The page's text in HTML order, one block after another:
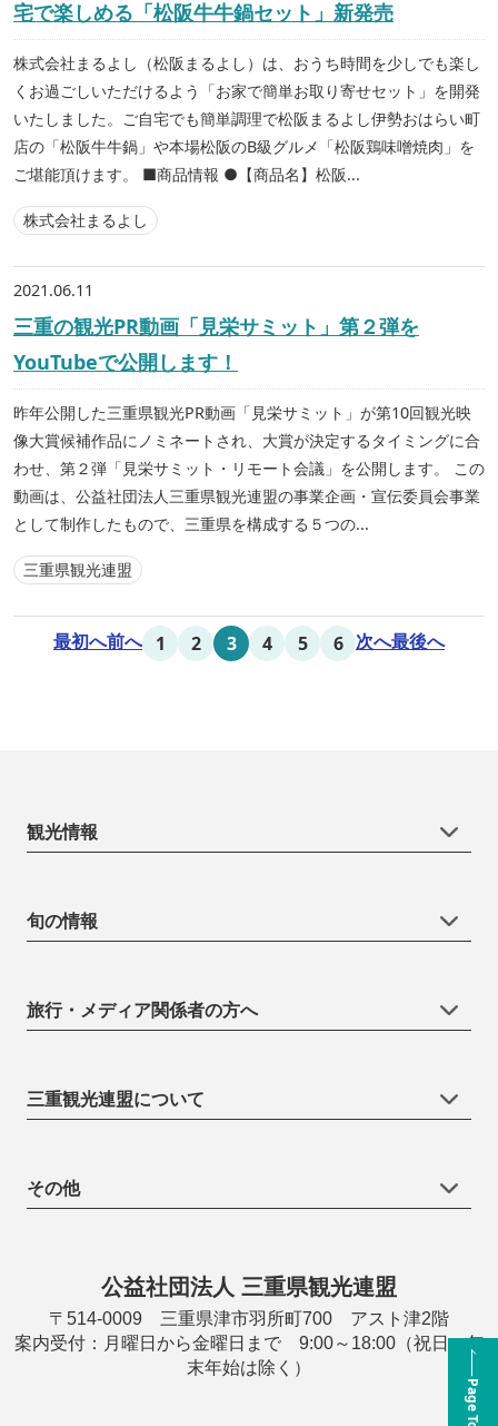
宅で楽しめる「松阪牛牛鍋セット」新発売
株式会社まるよし（松阪まるよし）は、おうち時間を少しでも楽し
くお過ごしいただけるよう「お家で簡単お取り寄せセット」を開発
いたしました。ご自宅でも簡単調理で松阪まるよし伊勢おはらい町
店の「松阪牛牛鍋」や本場松阪のB級グルメ「松阪鶏味噌焼肉」を
ご堪能頂けます。 ■商品情報 ●【商品名】松阪...
株式会社まるよし
2021.06.11
三重の観光PR動画「見栄サミット」第２弾を
YouTubeで公開します！
昨年公開した三重県観光PR動画「見栄サミット」が第10回観光映
像大賞候補作品にノミネートされ、大賞が決定するタイミングに合
わせ、第２弾「見栄サミット・リモート会議」を公開します。 この
動画は、公益社団法人三重県観光連盟の事業企画・宣伝委員会事業
として制作したもので、三重県を構成する５つの...
三重県観光連盟
最初へ前へ 1 2 3 4 5 6 次へ最後へ
Page Top
観光情報
旬の情報
旅行・メディア関係者の方へ
三重観光連盟について
その他
公益社団法人 三重県観光連盟
〒514-0009 三重県津市羽所町700 アスト津2階
案内受付：月曜日から金曜日まで 9:00～18:00（祝日・年
末年始は除く）